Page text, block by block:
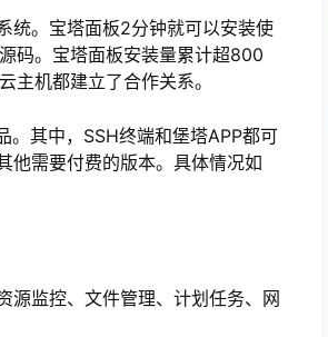
统。宝塔面板2分钟就可以安装使
码。宝塔面板安装量累计超800
主机都建立了合作关系。
其中，SSH终端和堡塔APP都可
他需要付费的版本。具体情况如
源监控、文件管理、计划任务、网